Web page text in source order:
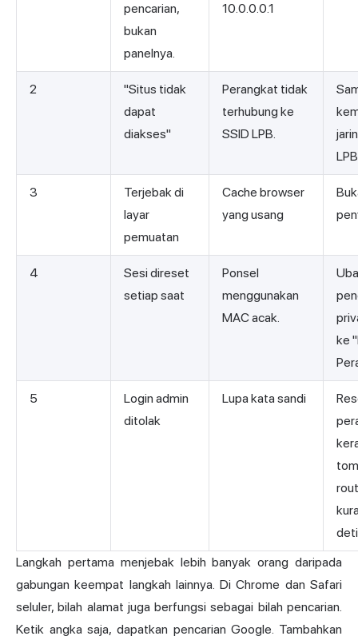
pencarian,
bukan
panelnya.
10.0.0.0.1
2
"Situs tidak
dapat
diakses"
Perangkat tidak
terhubung ke
SSID LPB.
3
Terjebak di
layar
pemuatan
Cache browser
yang usang
4
Sesi direset
setiap saat
Ponsel
menggunakan
MAC acak.
ke
5
Login admin
ditolak
Lupa kata sandi
Langkah pertama menjebak lebih banyak orang daripada
gabungan keempat langkah lainnya. Di Chrome dan Safari
seluler, bilah alamat juga berfungsi sebagai bilah pencarian.
Ketik angka saja, dapatkan pencarian Google. Tambahkan